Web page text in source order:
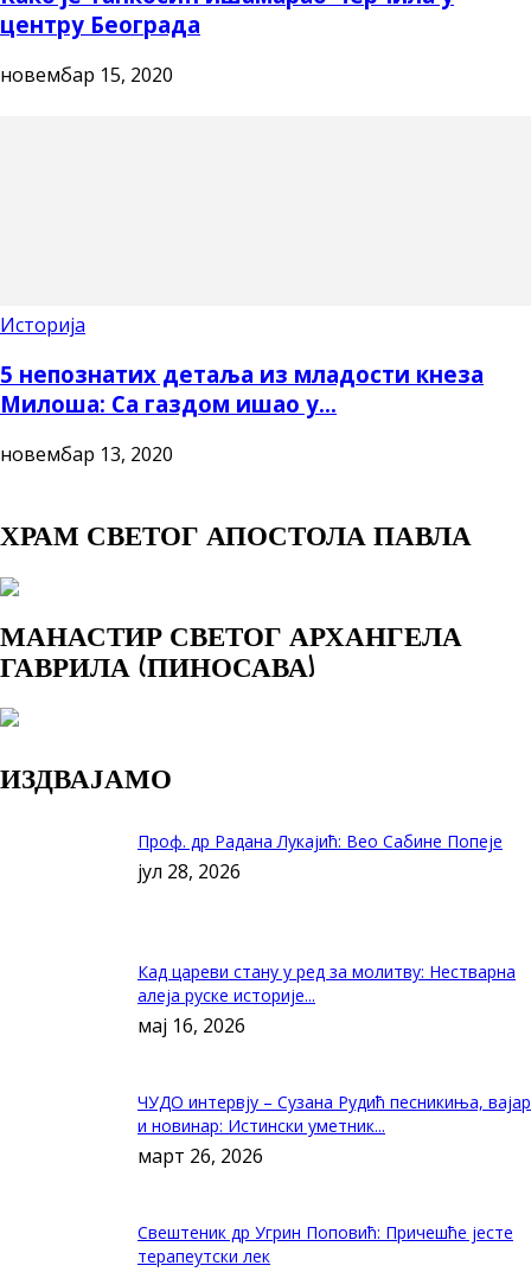
центру Београда
новембар 15, 2020
Историја
5 непознатих детаља из младости кнеза
Милоша: Са газдом ишао у...
новембар 13, 2020
ХРАМ СВЕТОГ АПОСТОЛА ПАВЛА
МАНАСТИР СВЕТОГ АРХАНГЕЛА
ГАВРИЛА (ПИНОСАВА)
ИЗДВАЈАМО
Проф. др Радана Лукајић: Вео Сабине Попеје
јул 28, 2026
Кад цареви стану у ред за молитву: Нестварна
алеја руске историје...
мај 16, 2026
ЧУДО интервју – Сузана Рудић песникиња, вајар
и новинар: Истински уметник...
март 26, 2026
Свештеник др Угрин Поповић: Причешће јесте
терапеутски лек